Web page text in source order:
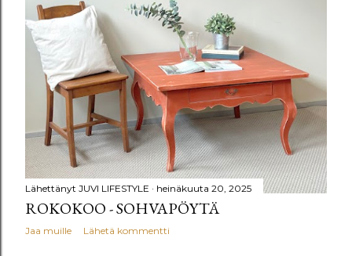
Lähettänyt JUVI LIFESTYLE heinäkuuta 20, 2025
ROKOKOO - SOHVAPÖYTÄ
Jaa muille Lähetä kommentti